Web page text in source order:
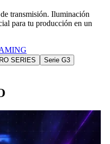
transmisión. Iluminación
para tu producción en un
SERIES
Serie G3